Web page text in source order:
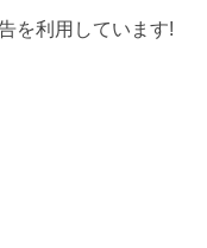
を利用しています!